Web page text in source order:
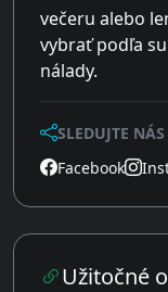
večeru alebo
vybrať podľa
nálady.
SLEDUJTE NÁS
Facebook
Užitočné